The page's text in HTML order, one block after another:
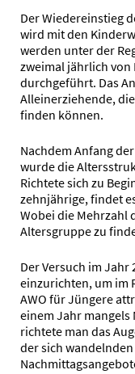
Der Wiedereinstieg
wird mit den
werden unter der
zweimal jährlich
durchgeführt. Das
Alleinerziehende,
finden können.
Nachdem Anfang
wurde die
Richtete sich zu
zehnjährige, findet
Wobei die Mehrzahl
Altersgruppe zu
Der Versuch im
einzurichten, um im
AWO für Jüngere
einem Jahr mangels
richtete man das
der sich